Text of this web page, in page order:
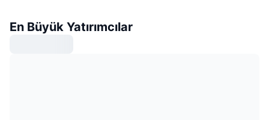
En Büyük Yatırımcılar